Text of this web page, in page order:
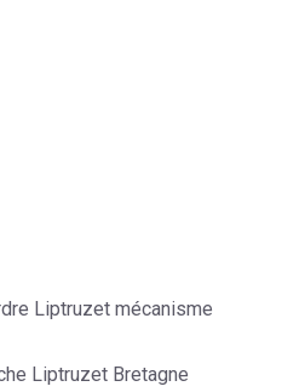
Liptruzet mécanisme
Liptruzet Bretagne